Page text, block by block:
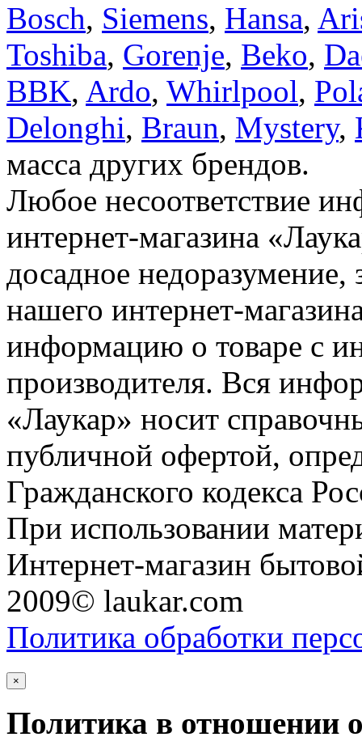
Bosch, Siemens, Hansa,
Toshiba, Gorenje, Beko,
BBK, Ardo, Whirlpool,
Delonghi, Braun, Mystery,
масса других брендов.
Любое несоответствие
интернет-магазина
досадное недоразумение,
нашего интернет-
информацию о товаре с
производителя. Вся
«Лаукар» носит
публичной офертой,
Гражданского кодекса
При использовании
Интернет-магазин
2009© laukar.com
Политика обработки
×
Политика в отношении